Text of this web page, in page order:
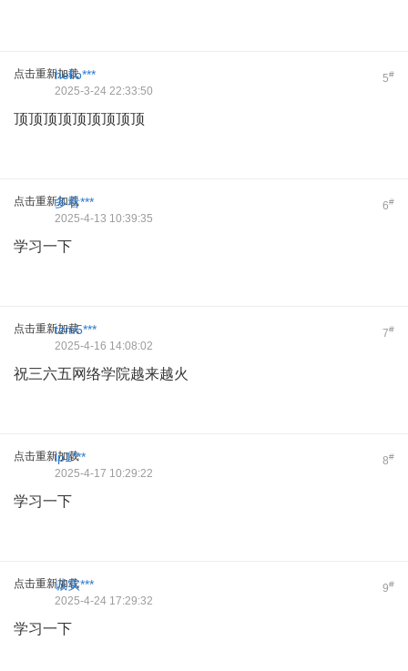
点击重新加载 5#
hello***
2025-3-24 22:33:50
顶顶顶顶顶顶顶顶顶
点击重新加载 6#
多看***
2025-4-13 10:39:35
学习一下
点击重新加载 7#
tzm5***
2025-4-16 14:08:02
祝三六五网络学院越来越火
点击重新加载 8#
lp1***
2025-4-17 10:29:22
学习一下
点击重新加载 9#
诚实***
2025-4-24 17:29:32
学习一下